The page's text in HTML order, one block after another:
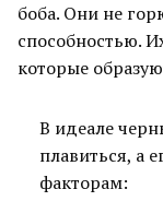
боба. Они не
способностью.
которые
В идеале
плавиться, а
факторам: